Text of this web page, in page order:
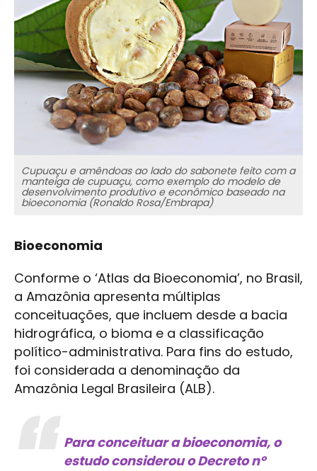
Cupuaçu e amêndoas ao lado do sabonete feito com a
manteiga de cupuaçu, como exemplo do modelo de
desenvolvimento produtivo e econômico baseado na
bioeconomia (Ronaldo Rosa/Embrapa)
Bioeconomia
Conforme o ‘Atlas da Bioeconomia’, no Brasil,
a Amazônia apresenta múltiplas
conceituações, que incluem desde a bacia
hidrográfica, o bioma e a classificação
político-administrativa. Para fins do estudo,
foi considerada a denominação da
Amazônia Legal Brasileira (ALB).
Para conceituar a bioeconomia, o
estudo considerou o Decreto nº